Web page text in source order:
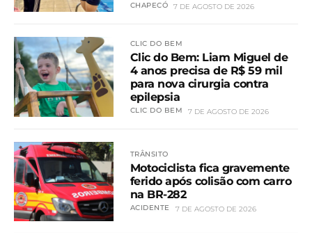
CHAPECÓ 7 DE AGOSTO DE 2026
CLIC DO BEM
Clic do Bem: Liam Miguel de
4 anos precisa de R$ 59 mil
para nova cirurgia contra
epilepsia
CLIC DO BEM 7 DE AGOSTO DE 2026
TRÂNSITO
Motociclista fica gravemente
ferido após colisão com carro
na BR-282
ACIDENTE 7 DE AGOSTO DE 2026